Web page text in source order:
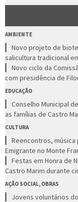
AMBIENTE
Novo projeto de
salicultura tradicional
Novo ciclo da
com presidência de
EDUCAÇÃO
Conselho Municipal
as famílias de Castro
CULTURA
Reencontros, música
Emigrante no Monte
Festas em Honra de
Castro Marim durante
AÇÃO SOCIAL, OBRAS
Jovens voluntários